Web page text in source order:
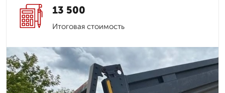
13 500
Итоговая стоимость